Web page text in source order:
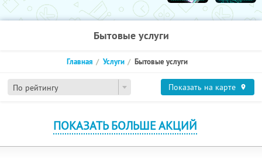
Бытовые услуги
По рейтингу
Главная Услуги Бытовые услуги
Показать на карте
ПОКАЗАТЬ БОЛЬШЕ АКЦИЙ